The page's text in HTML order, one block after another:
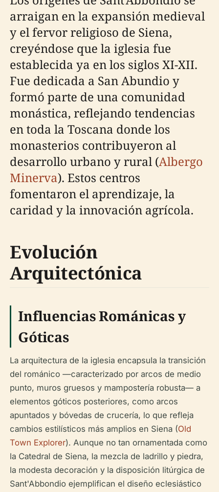
arraigan en la expansión medieval
y el fervor religioso de Siena,
creyéndose que la iglesia fue
establecida ya en los siglos XI-XII.
Fue dedicada a San Abundio y
formó parte de una comunidad
monástica, reflejando tendencias
en toda la Toscana donde los
monasterios contribuyeron al
desarrollo urbano y rural (Albergo
Minerva). Estos centros
fomentaron el aprendizaje, la
caridad y la innovación agrícola.
Evolución
Arquitectónica
Influencias Románicas y
Góticas
La arquitectura de la iglesia encapsula la transición
del románico —caracterizado por arcos de medio
punto, muros gruesos y mampostería robusta— a
elementos góticos posteriores, como arcos
apuntados y bóvedas de crucería, lo que refleja
cambios estilísticos más amplios en Siena (Old
Town Explorer). Aunque no tan ornamentada como
la Catedral de Siena, la mezcla de ladrillo y piedra,
la modesta decoración y la disposición litúrgica de
Sant'Abbondio ejemplifican el diseño eclesiástico